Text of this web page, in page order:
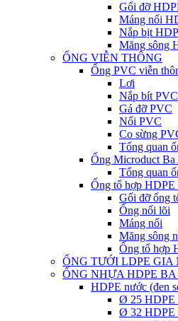
Gối đỡ
Máng nối
Nắp bịt
Măng sông
ỐNG VIỄN THÔNG
Ống PVC viễn
Lơi
Nắp bít PVC
Gá đỡ PVC
Nối PVC
Co sừng
Tổng quan
Ống Microduct
Tổng quan
Ống tổ hợp HDPE
Gối đỡ ống
Ống nối lõi
Máng nối
Măng sông
Ống tổ hợp
ỐNG TƯỚI LDPE GIA
ỐNG NHỰA HDPE BA
HDPE nước (đen
Ø 25 HDPE
Ø 32 HDPE